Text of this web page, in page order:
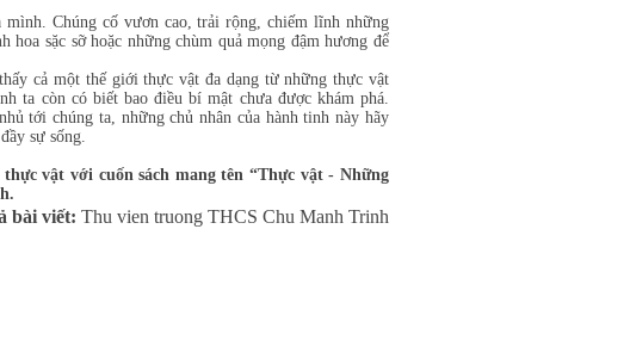
Chúng cố vươn cao, trải rộng, chiếm lĩnh những
sặc sỡ hoặc những chùm quả mọng đậm hương để
cả một thế giới thực vật đa dạng từ những thực vật
ta còn có biết bao điều bí mật chưa được khám phá.
tới chúng ta, những chủ nhân của hành tinh này hãy
sự sống.
vật với cuốn sách mang tên “Thực vật - Những
bài viết: Thu vien truong THCS Chu Manh Trinh